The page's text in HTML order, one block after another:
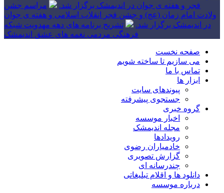
فجر و هفته ی جوان در اندیمشک برگزار شد.
مراسم جشن
ولادت امام زمان (عج) و جشن فجر انقلاب اسلامی و هفته ی جوان
در اندیمشک برگزار شد.
تشریح برنامه های دهه مهدویت شبکه
فرهنگی مردمی نغمه های عشق اندیمشک
صفحه نخست
می سازیم تا ساخته شویم
تماس با ما
ابزار ها
پیوندهای سایت
جستجوی پیشرفته
گروه خبری
اخبار موسسه
مجله اندیمشک
رویدادها
خادمیاران رضوی
گزارش تصویری
چندرسانه ای
دانلود ها و اقلام تبلیغاتی
درباره موسسه